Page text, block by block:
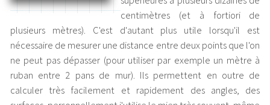
centimètres (et à fortiori de
plusieurs mètres). C'est d'autant plus utile lorsqu'il est
nécessaire de mesurer une distance entre deux points que l'on
ne peut pas dépasser (pour utiliser par exemple un mètre à
ruban entre 2 pans de mur). Ils permettent en outre de
calculer très facilement et rapidement des angles, des